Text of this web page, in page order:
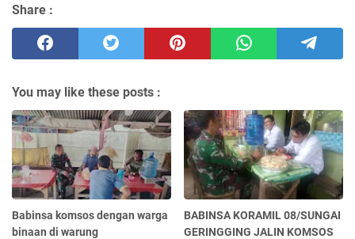
Share :
You may like these posts :
Babinsa komsos dengan warga
binaan di warung
BABINSA KORAMIL 08/SUNGAI
GERINGGING JALIN KOMSOS